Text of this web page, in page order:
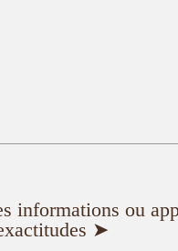
informations ou
➤